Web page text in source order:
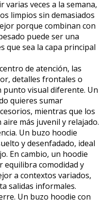
veces a la semana,
limpios sin demasiados
porque combinan con
puede ser una
que sea la capa principal
de atención, las
detalles frontales o
punto visual diferente. Un
quieres sumar
mientras que los
más juvenil y relajado.
Un buzo hoodie
y desenfadado, ideal
En cambio, un hoodie
equilibra comodidad y
a contextos variados,
salidas informales.
Un buzo hoodie con